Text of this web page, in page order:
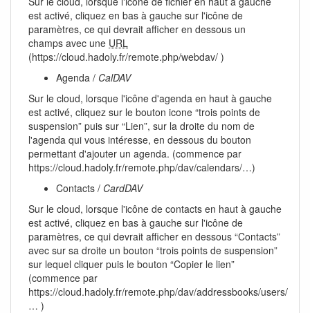
est activé, cliquez en bas à gauche sur l'icône de
paramètres, ce qui devrait afficher en dessous un
champs avec une URL
(https://cloud.hadoly.fr/remote.php/webdav/ )
Agenda / CalDAV
Sur le cloud, lorsque l'icône d'agenda en haut à gauche
est activé, cliquez sur le bouton icone “trois points de
suspension” puis sur “Lien”, sur la droite du nom de
l'agenda qui vous intéresse, en dessous du bouton
permettant d'ajouter un agenda. (commence par
https://cloud.hadoly.fr/remote.php/dav/calendars/…)
Contacts / CardDAV
Sur le cloud, lorsque l'icône de contacts en haut à gauche
est activé, cliquez en bas à gauche sur l'icône de
paramètres, ce qui devrait afficher en dessous “Contacts”
avec sur sa droite un bouton “trois points de suspension”
sur lequel cliquer puis le bouton “Copier le lien”
(commence par
https://cloud.hadoly.fr/remote.php/dav/addressbooks/users/
… )